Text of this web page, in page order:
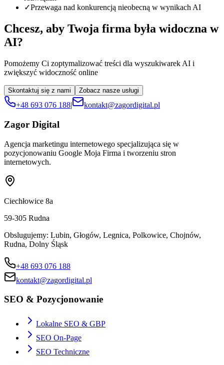
✓Przewaga nad konkurencją nieobecną w wynikach AI
Chcesz, aby Twoja firma była widoczna w
AI?
Pomożemy Ci zoptymalizować treści dla wyszukiwarek AI i
zwiększyć widoczność online
Skontaktuj się z nami Zobacz nasze usługi
+48 693 076 188| kontakt@zagordigital.pl
Zagor Digital
Agencja marketingu internetowego specjalizująca się w
pozycjonowaniu Google Moja Firma i tworzeniu stron
internetowych.
Ciechłowice 8a
59-305 Rudna
Obslugujemy: Lubin, Głogów, Legnica, Polkowice, Chojnów,
Rudna, Dolny Śląsk
+48 693 076 188
kontakt@zagordigital.pl
SEO & Pozycjonowanie
Lokalne SEO & GBP
SEO On-Page
SEO Techniczne